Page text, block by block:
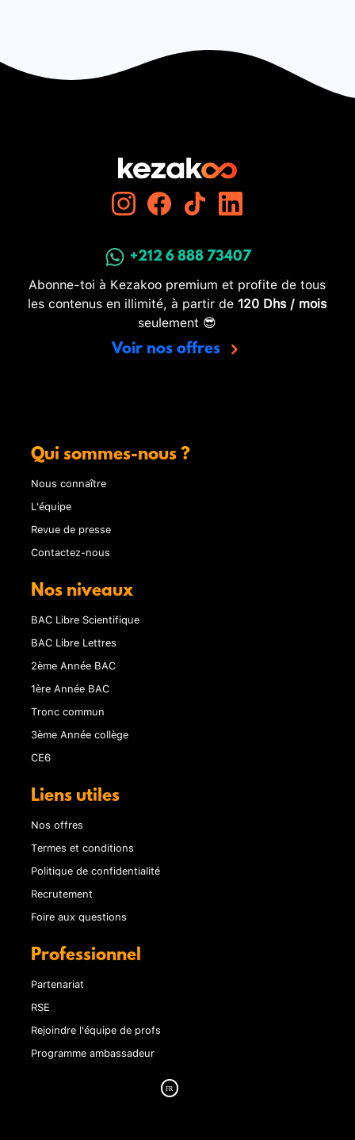
+212 6 888 73407
Abonne-toi à Kezakoo premium et profite de tous
les contenus en illimité, à partir de 120 Dhs / mois
seulement 😎
Voir nos offres
Qui sommes-nous ?
Nous connaître
L'équipe
Revue de presse
Contactez-nous
Nos niveaux
BAC Libre Scientifique
BAC Libre Lettres
2ème Année BAC
1ère Année BAC
Tronc commun
3ème Année collège
CE6
Liens utiles
Nos offres
Termes et conditions
Politique de confidentialité
Recrutement
Foire aux questions
Professionnel
Partenariat
RSE
Rejoindre l'équipe de profs
Programme ambassadeur